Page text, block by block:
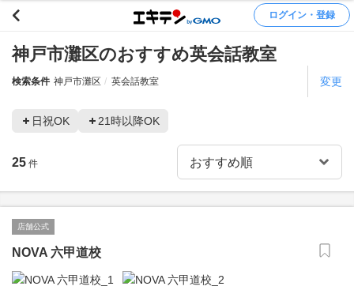
ログイン・登録
神戸市灘区のおすすめ英会話教室
検索条件 神戸市灘区 英会話教室 変更
日祝OK 21時以降OK
25 件
店舗公式
NOVA 六甲道校